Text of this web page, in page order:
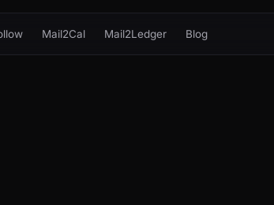
Mail2Cal Mail2Ledger Blog